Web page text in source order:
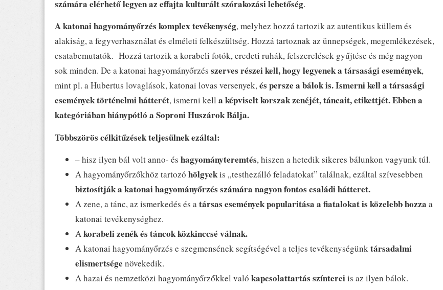
számára elérhető legyen az effajta kulturált szórakozási lehetőség.
A katonai hagyományőrzés komplex tevékenység, melyhez hozzá tartozik az autentikus küllem és
alakiság, a fegyverhasználat és elméleti felkészültség. Hozzá tartoznak az ünnepségek, megemlékezések,
csatabemutatók. Hozzá tartozik a korabeli fotók, eredeti ruhák, felszerelések gyűjtése és még nagyon
sok minden. De a katonai hagyományőrzés szerves részei kell, hogy legyenek a társasági események,
mint pl. a Hubertus lovaglások, katonai lovas versenyek,és persze a bálok is.Ismerni kell a társasági
események történelmi hátterét, ismerni kell a képviselt korszak zenéjét, táncait, etikettjét. Ebben a
kategóriában hiánypótló a Soproni Huszárok Bálja.
Többszörös célkitűzések teljesülnek ezáltal:
– hisz ilyen bál volt anno- és hagyományteremtés, hiszen a hetedik sikeres bálunkon vagyunk túl.
A hagyományőrzőkhöz tartozó hölgyekis „testhezálló feladatokat” találnak, ezáltal szívesebben
biztosítják a katonai hagyományőrzés számára nagyon fontos családi hátteret.
A zene, a tánc, az ismerkedés és atársas események popularitása a fiatalokat is közelebb hozza a
katonai tevékenységhez.
Akorabeli zenék és táncok közkinccsé válnak.
A katonai hagyományőrzés e szegmensének segítségével a teljes tevékenységünktársadalmi
elismertsége növekedik.
A hazai és nemzetközi hagyományőrzőkkel való kapcsolattartás színtereiis az ilyen bálok.